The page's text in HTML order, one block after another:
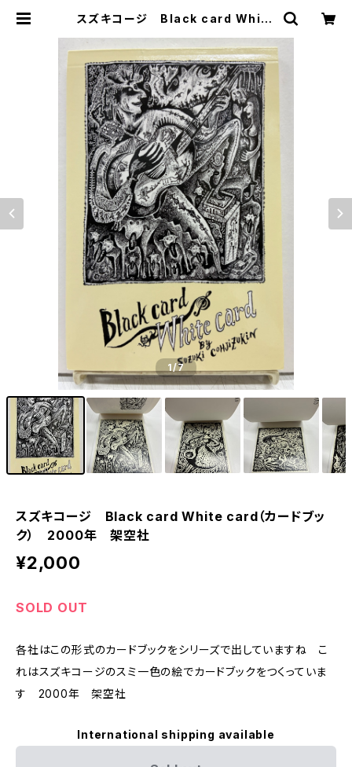
スズキコージ Black card White
1/7
スズキコージ Black card White card（カードブッ
ク） 2000年 架空社
¥2,000
SOLD OUT
各社はこの形式のカードブックをシリーズで出していますね こ
れはスズキコージのスミ一色の絵でカードブックをつくっていま
す 2000年 架空社
International shipping available